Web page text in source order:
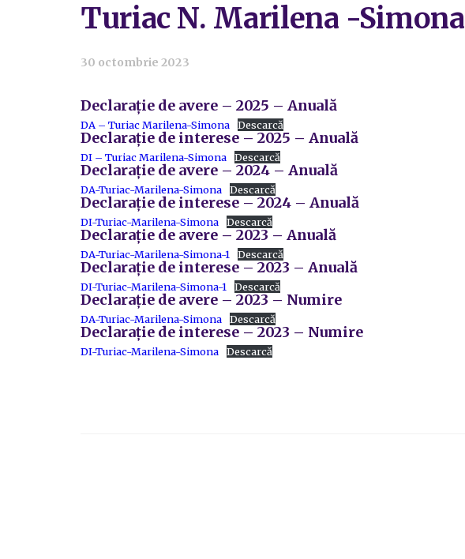
Turiac N. Marilena -Simona
30 octombrie 2023
Declarație de avere – 2025 – Anuală
DA – Turiac Marilena-Simona Descarcă
Declarație de interese – 2025 – Anuală
DI – Turiac Marilena-Simona Descarcă
Declarație de avere – 2024 – Anuală
DA-Turiac-Marilena-Simona Descarcă
Declarație de interese – 2024 – Anuală
DI-Turiac-Marilena-Simona Descarcă
Declarație de avere – 2023 – Anuală
DA-Turiac-Marilena-Simona-1 Descarcă
Declarație de interese – 2023 – Anuală
DI-Turiac-Marilena-Simona-1 Descarcă
Declarație de avere – 2023 – Numire
DA-Turiac-Marilena-Simona Descarcă
Declarație de interese – 2023 – Numire
DI-Turiac-Marilena-Simona Descarcă